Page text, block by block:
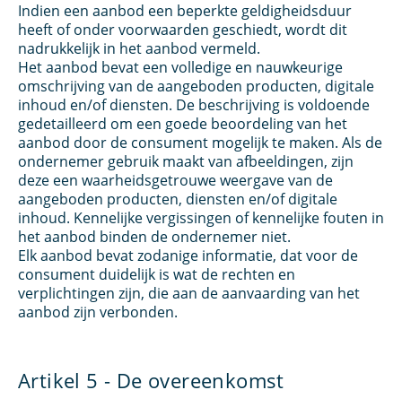
Indien een aanbod een beperkte geldigheidsduur
heeft of onder voorwaarden geschiedt, wordt dit
nadrukkelijk in het aanbod vermeld.
Het aanbod bevat een volledige en nauwkeurige
omschrijving van de aangeboden producten, digitale
inhoud en/of diensten. De beschrijving is voldoende
gedetailleerd om een goede beoordeling van het
aanbod door de consument mogelijk te maken. Als de
ondernemer gebruik maakt van afbeeldingen, zijn
deze een waarheidsgetrouwe weergave van de
aangeboden producten, diensten en/of digitale
inhoud. Kennelijke vergissingen of kennelijke fouten in
het aanbod binden de ondernemer niet.
Elk aanbod bevat zodanige informatie, dat voor de
consument duidelijk is wat de rechten en
verplichtingen zijn, die aan de aanvaarding van het
aanbod zijn verbonden.
Artikel 5 - De overeenkomst